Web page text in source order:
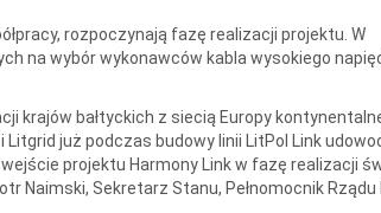
rozpoczynają fazę realizacji projektu. W
na wybór wykonawców kabla wysokiego
krajów bałtyckich z siecią Europy
już podczas budowy linii LitPol Link
projektu Harmony Link w fazę realizacji
Naimski, Sekretarz Stanu, Pełnomocnik Rządu